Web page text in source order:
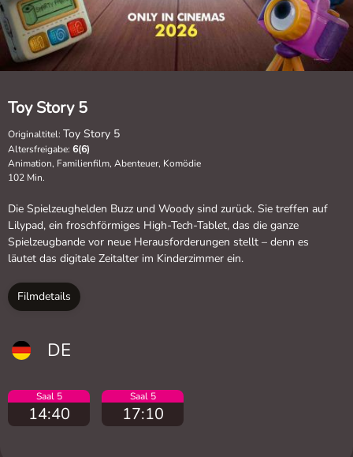
Toy Story 5
Originaltitel: Toy Story 5
Altersfreigabe: 6(6)
Animation, Familienfilm, Abenteuer, Komödie
102 Min.
Die Spielzeughelden Buzz und Woody sind zurück. Sie treffen auf
Lilypad, ein froschförmiges High-Tech-Tablet, das die ganze
Spielzeugbande vor neue Herausforderungen stellt – denn es
läutet das digitale Zeitalter im Kinderzimmer ein.
Filmdetails
DE
Saal 5
14:40
Saal 5
17:10